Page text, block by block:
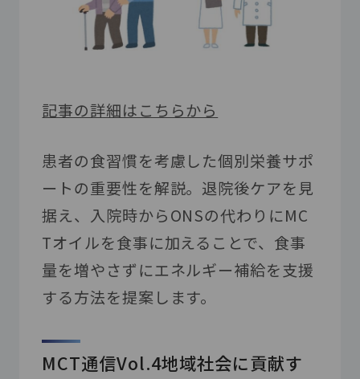
記事の詳細はこちらから
患者の食習慣を考慮した個別栄養サポ
ートの重要性を解説。退院後ケアを見
据え、入院時からONSの代わりにMC
Tオイルを食事に加えることで、食事
量を増やさずにエネルギー補給を支援
する方法を提案します。
MCT通信Vol.4地域社会に貢献す